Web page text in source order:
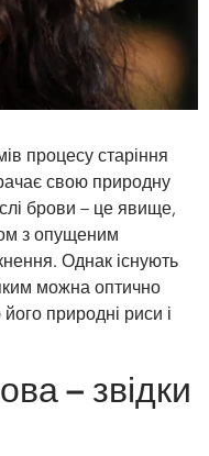
процесу старіння
свою природну
брови – це явище,
з опущеним
Однак існують
можна оптично
природні риси і
– звідки